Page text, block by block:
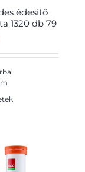
édesítő
1320 db 79